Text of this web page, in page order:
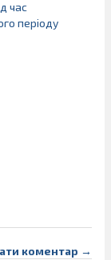
час
періоду
коментар →